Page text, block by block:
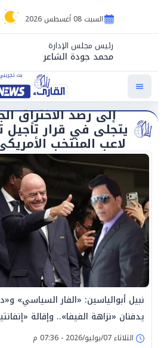
السبت 08 أغسطس 2026
رئيس مجلس الإدارة
محمد جودة الشاعر
إلى رصد الاختراق
يتجلى في قرار تأجيل
لاعب المنتخب
نبيل أبوالياسين: «الفار السياسي»
يدفنان «نزاهة الفيفا».. وإقالة
الثلاثاء 07/يوليو/2026 - 07:36 م